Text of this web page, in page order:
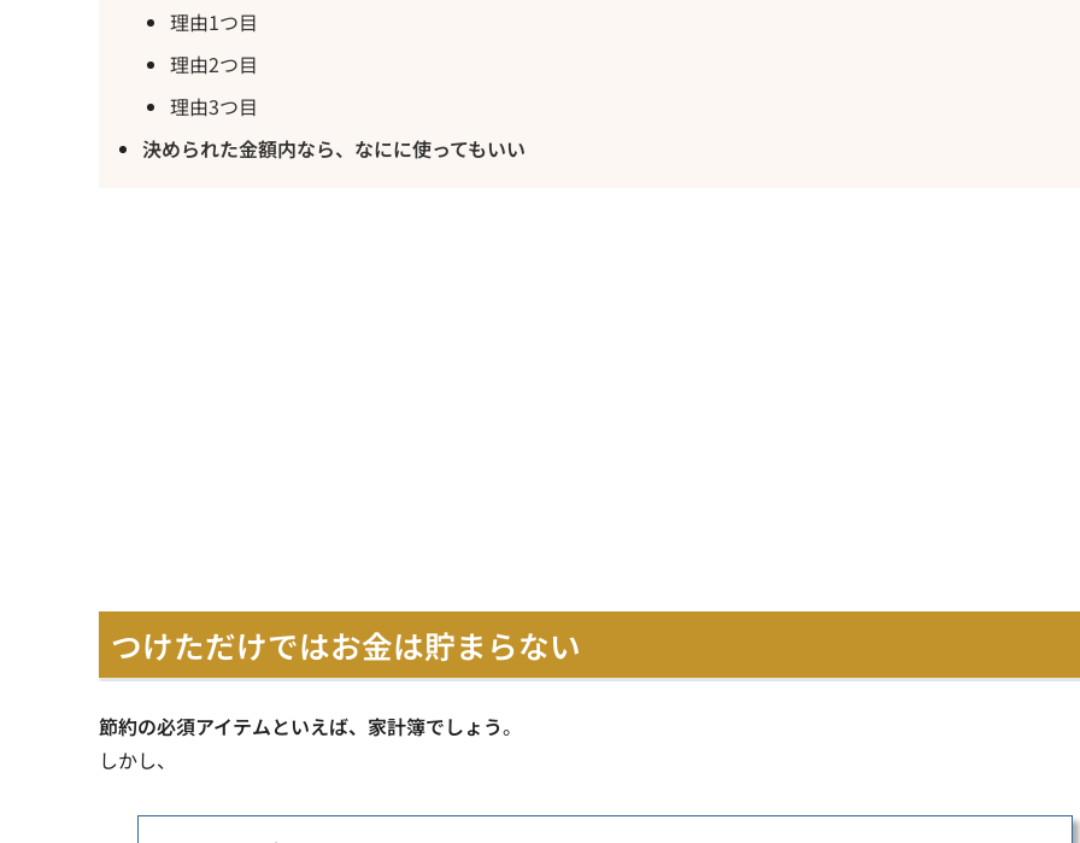
理由1つ目
理由2つ目
理由3つ目
決められた金額内なら、なにに使ってもいい
つけただけではお金は貯まらない
節約の必須アイテムといえば、家計簿でしょう。
しかし、